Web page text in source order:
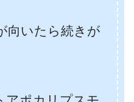
向いたら続きが